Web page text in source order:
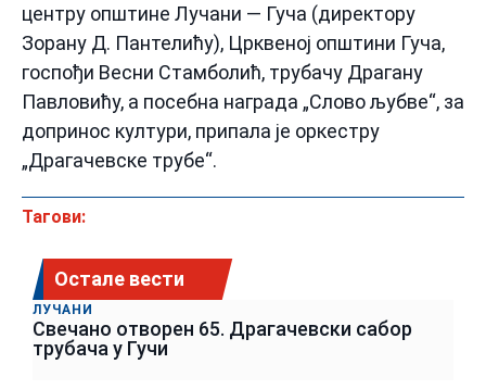
центру општине Лучани — Гуча (директору
Зорану Д. Пантелићу), Црквеној општини Гуча,
госпођи Весни Стамболић, трубачу Драгану
Павловићу, а посебна награда „Слово љубве“, за
допринос култури, припала је оркестру
„Драгачевске трубе“.
Тагови:
Остале вести
ЛУЧАНИ
Свечано отворен 65. Драгачевски сабор
трубача у Гучи